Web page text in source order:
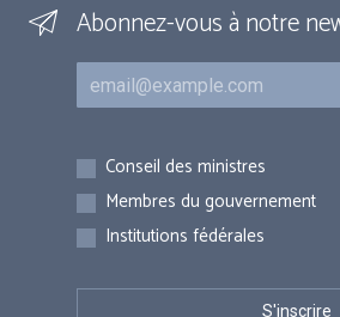
Abonnez-vous à notre
Courriel
Inscriptions
Conseil des ministres
Membres du gouvernement
Institutions fédérales